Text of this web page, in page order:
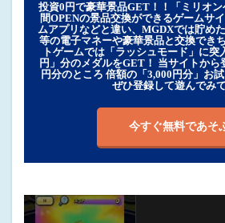
投資0円で豪華景品GET！！「ミリオ
間OPENの景品交換ができるゲームサ
ムアプリなどと違い、MGDXでは貯め
等の電子マネーや豪華景品と交換でき
トゲームでは「ラッシュモード」に突
円」分のメダルをGET！ 当サイトから
円分のところ 倍額の「3,000円分」お
ぜひ登録して遊んでみ
今すぐ無料であそ